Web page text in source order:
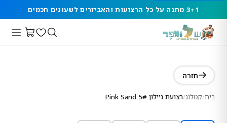
3+1 מתנה על כל הרצועות והאביזרים לשעונים חכמים
חזרה
בית/קטלוג/רצועת ניילון 5# Pink Sand